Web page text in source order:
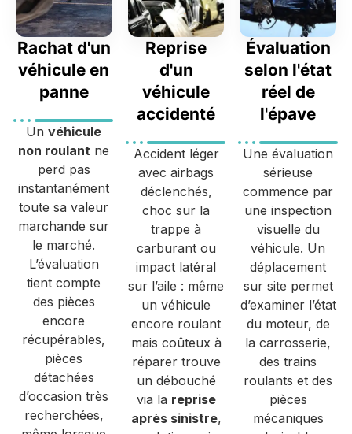
Rachat d'un
véhicule en
panne
Unvéhicule
non roulant ne
perd pas
instantanément
toute sa valeur
marchande sur
le marché.
L’évaluation
tient compte
des pièces
encore
récupérables,
pièces
détachées
d’occasion très
recherchées,
Reprise
d'un
véhicule
accidenté
Accident léger
avec airbags
déclenchés,
choc sur la
trappe à
carburant ou
impact latéral
sur l’aile : même
un véhicule
encore roulant
mais coûteux à
réparer trouve
un débouché
via la reprise
après sinistre,
Évaluation
selon l'état
réel de
l'épave
Une évaluation
sérieuse
commence par
une inspection
visuelle du
véhicule. Un
déplacement
sur site permet
d’examiner l’état
du moteur, de
la carrosserie,
des trains
roulants et des
pièces
mécaniques